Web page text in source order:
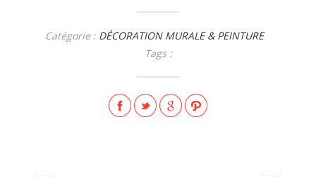
Catégorie : DÉCORATION MURALE & PEINTURE
Tags :